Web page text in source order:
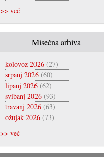
>> već
Misečna arhiva
kolovoz 2026(27)
srpanj 2026(60)
lipanj 2026(62)
svibanj 2026(93)
travanj 2026(63)
ožujak 2026(73)
>> već